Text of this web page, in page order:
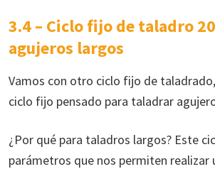
3.4 – Ciclo fijo de taladro
agujeros largos
Vamos con otro ciclo fijo de
ciclo fijo pensado para taladrar
¿Por qué para taladros largos? Este
parámetros que nos permiten realizar